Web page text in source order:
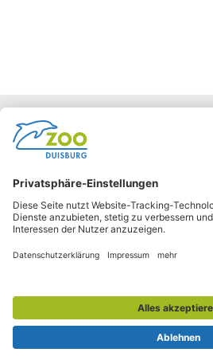
FacebookInstagram
Barrierefreiheit
Impressum
Kontakt
Datenschutz
AGB
Tickets und
0203 / 604-44250